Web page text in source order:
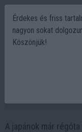
A japánok már
Érdekes és friss
nagyon sokat
Köszönjük!